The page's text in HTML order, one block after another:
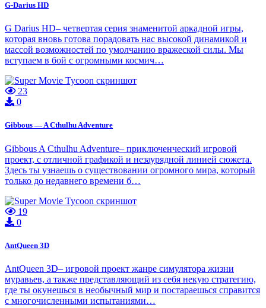
G-Darius HD
G Darius HD– четвертая серия знаменитой аркадной игры,
которая вновь готова порадовать нас высокой динамикой и
массой возможностей по умолчанию вражеской силы. Мы
вступаем в бой с огромными космич…
23
0
Gibbous — A Cthulhu Adventure
Gibbous A Cthulhu Adventure– приключенческий игровой
проект, с отличной графикой и незаурядной линией сюжета.
Здесь ты узнаешь о существовании огромного мира, который
только до недавнего времени б…
19
0
AntQueen 3D
AntQueen 3D– игровой проект жанре симулятора жизни
муравьев, а также представляющий из себя некую стратегию,
где ты окунешься в необычный мир и постараешься справится
с многочисленными испытаниями…